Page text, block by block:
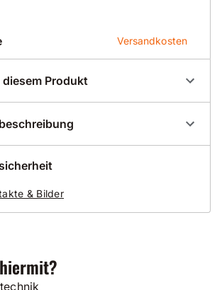
Versandkosten
diesem Produkt
CO000106
50,00 Euro Sperrgut-Versand.
& Bilder